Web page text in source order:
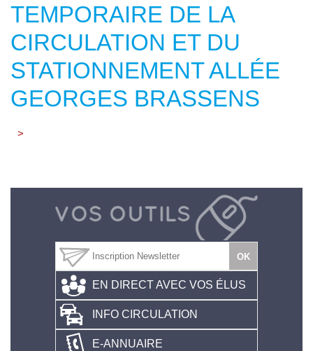
TEMPORAIRE DE LA
CIRCULATION ET DU
STATIONNEMENT ALLÉE
GEORGES BRASSENS
>
EN DIRECT AVEC VOS ÉLUS
INFO CIRCULATION
E-ANNUAIRE